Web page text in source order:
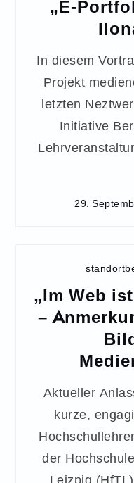
„E-
In diesem
Projekt
letzten
Initiative
29.
„Im Web
–
Aktueller
kurze,
der